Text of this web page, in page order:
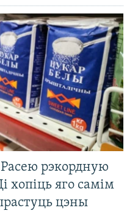
рэкордную
хопіць яго самім
цэны